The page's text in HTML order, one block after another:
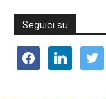
Seguici su
facebooklinkedin twitter